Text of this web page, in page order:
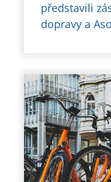
představili
dopravy a